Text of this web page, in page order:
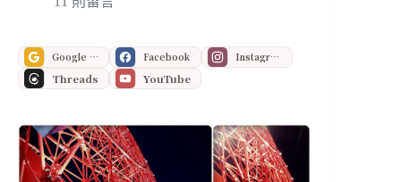
Google 偏好來源 Facebook Instagram
Threads YouTube